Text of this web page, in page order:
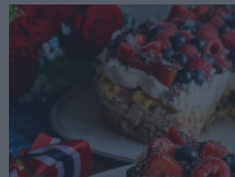
Hopp
hovedinnhold